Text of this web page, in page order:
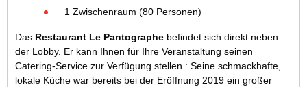
1 Zwischenraum (80 Personen)
Das Restaurant Le Pantographe befindet sich direkt neben
der Lobby. Er kann Ihnen für Ihre Veranstaltung seinen
Catering-Service zur Verfügung stellen : Seine schmackhafte,
lokale Küche war bereits bei der Eröffnung 2019 ein großer